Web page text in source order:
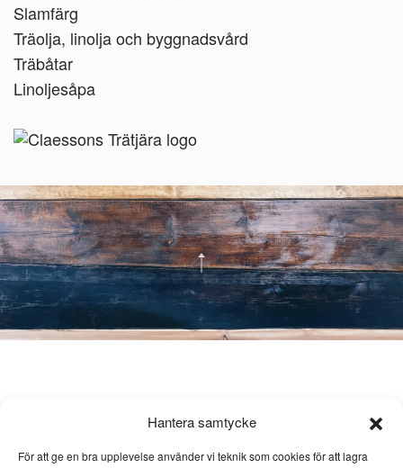
Hantera samtycke
För att ge en bra upplevelse använder vi teknik som cookies för att lagra
Slamfärg
Träolja, linolja och byggnadsvård
Träbåtar
Linoljesåpa